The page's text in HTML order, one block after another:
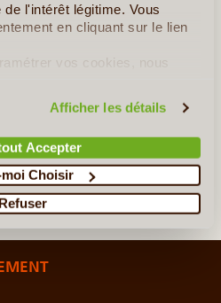
l'intérêt légitime. Vous
en cliquant sur le lien
vos cookies, nous
Afficher les détails
Accepter
moi Choisir
Refuser
Découverte de la Malaisie Péninsulaire et les Iles de Perhentian
Nord-ouest de la Péninsule entre Culture et nature
en Malaisie»